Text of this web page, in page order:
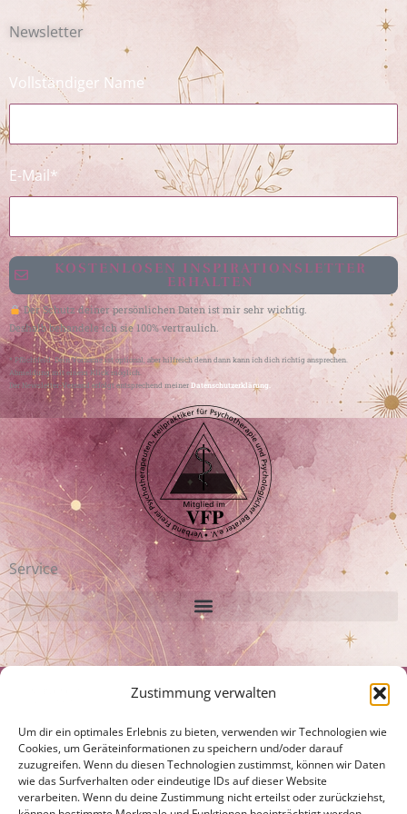
Zustimmung verwalten
Um dir ein optimales Erlebnis zu bieten, verwenden wir Technologien wie
Cookies, um Geräteinformationen zu speichern und/oder darauf
zuzugreifen. Wenn du diesen Technologien zustimmst, können wir Daten
wie das Surfverhalten oder eindeutige IDs auf dieser Website
verarbeiten. Wenn du deine Zustimmung nicht erteilst oder zurückziehst,
Newsletter
Vollständiger Name
E-Mail*
KOSTENLOSEN INSPIRATIONSLETTER
ERHALTEN
Der Schutz deiner persönlichen Daten ist mir sehr wichtig.
Deshalb behandele ich sie 100% vertraulich.
* Pflichtfeld. Dein Vorname ist optional, aber hilfreich denn dann kann ich dich richtig ansprechen.
Abmeldung mit einem Klick möglich.
Der Newsletter-Versand erfolgt entsprechend meiner Datenschutzerklärung.
Service
Hypnosen, Coachings und energetische Behandlungen ersetzen nicht die
Behandlung durch einen Arzt, Psychologen oder Heilpraktiker, sind jedoch
eine wertvolle Ergänzung zu laufenden Behandlungen und unterstützen
die Selbstheilungskräfte.